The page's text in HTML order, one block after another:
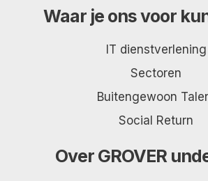
Waar je ons voor
IT dienstverlening
Sectoren
Buitengewoon
Social Return
Over GROVER